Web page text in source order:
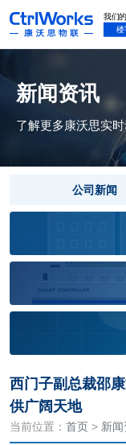
新闻资讯
了解更多康沃思实
公司新闻
西门子副总裁邵
供广阔天地
当前位置： 首页 > 新